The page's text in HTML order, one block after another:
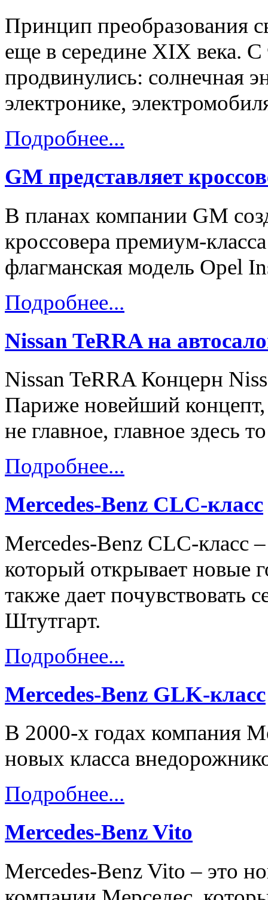
Принцип преобразования
еще в середине XIX века.
продвинулись: солнечная
электронике,
Подробнее...
GM представляет
В планах компании GM
кроссовера премиум-
флагманская модель Opel
Подробнее...
Nissan TeRRA на
Nissan TeRRA Концерн
Париже новейший концепт,
не главное, главное здесь то
Подробнее...
Mercedes-Benz CLC-класс
Mercedes-Benz CLC-класс
который открывает новые
также дает почувствовать
Штутгарт.
Подробнее...
Mercedes-Benz GLK-класс
В 2000-х годах компания
новых класса
Подробнее...
Mercedes-Benz Vito
Mercedes-Benz Vito – это